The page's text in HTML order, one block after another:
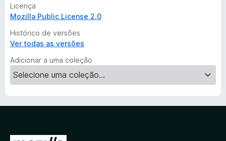
Licença
Mozilla Public License 2.0
Histórico de versões
Ver todas as versões
Adicionar a uma coleção